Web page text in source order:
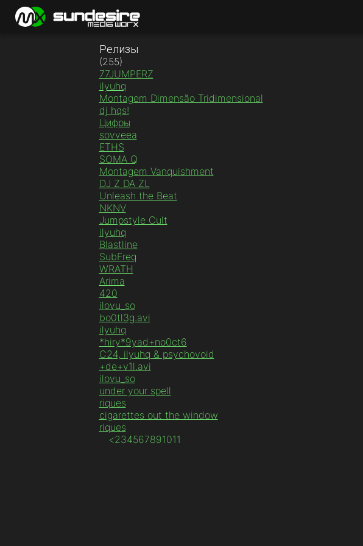
Релизы
(255)
77JUMPERZ
ilyuhq
Montagem Dimensão Tridimensional
dj hqs!
Цифры
sovveea
ETHS
SOMA Q
Montagem Vanquishment
DJ Z DA ZL
Unleash the Beat
NKNV
Jumpstyle Cult
ilyuhq
Blastline
SubFreq
WRATH
Arima
420
ilovu_so
bo0tl3g.avi
ilyuhq
*hiry*9yad+no0ct6
C24, ilyuhq & psychovoid
+de+v1l.avi
ilovu_so
under your spell
riques
cigarettes out the window
riques
<234567891011